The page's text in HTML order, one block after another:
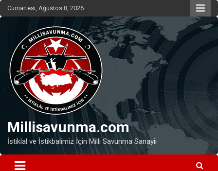
Skip
to
Cumartesi, Ağustos 8, 2026
Millisavunma.com
İstiklal ve İstikbalimiz İçin Milli Savunma Sanayii